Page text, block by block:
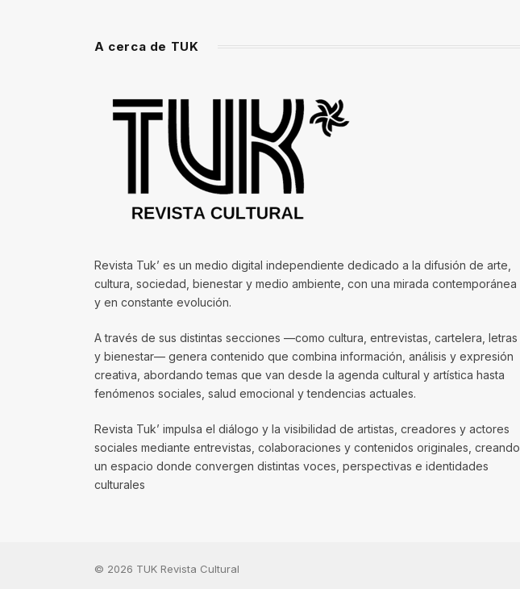
A cerca de TUK
Revista Tuk’ es un medio digital independiente dedicado a la difusión de arte,
cultura, sociedad, bienestar y medio ambiente, con una mirada contemporánea
y en constante evolución.
A través de sus distintas secciones —como cultura, entrevistas, cartelera, letras
y bienestar— genera contenido que combina información, análisis y expresión
creativa, abordando temas que van desde la agenda cultural y artística hasta
fenómenos sociales, salud emocional y tendencias actuales.
Revista Tuk’ impulsa el diálogo y la visibilidad de artistas, creadores y actores
sociales mediante entrevistas, colaboraciones y contenidos originales, creando
un espacio donde convergen distintas voces, perspectivas e identidades
culturales
© 2026 TUK Revista Cultural